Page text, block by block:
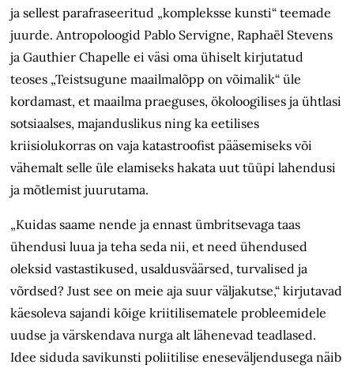
ja sellest parafraseeritud „kompleksse kunsti“ teemade
juurde. Antropoloogid Pablo Servigne, Raphaël Stevens
ja Gauthier Chapelle ei väsi oma ühiselt kirjutatud
teoses „Teistsugune maailmalõpp on võimalik“ üle
kordamast, et maailma praeguses, ökoloogilises ja ühtlasi
sotsiaalses, majanduslikus ning ka eetilises
kriisiolukorras on vaja katastroofist pääsemiseks või
vähemalt selle üle elamiseks hakata uut tüüpi lahendusi
ja mõtlemist juurutama.
„Kuidas saame nende ja ennast ümbritsevaga taas
ühendusi luua ja teha seda nii, et need ühendused
oleksid vastastikused, usaldusväärsed, turvalised ja
võrdsed? Just see on meie aja suur välja­kutse,“ kirjutavad
käesoleva sajandi kõige kriitilisematele probleemidele
uudse ja värskendava nurga alt lähenevad teadlased.
Idee siduda savikunsti poliitilise eneseväljendusega näib